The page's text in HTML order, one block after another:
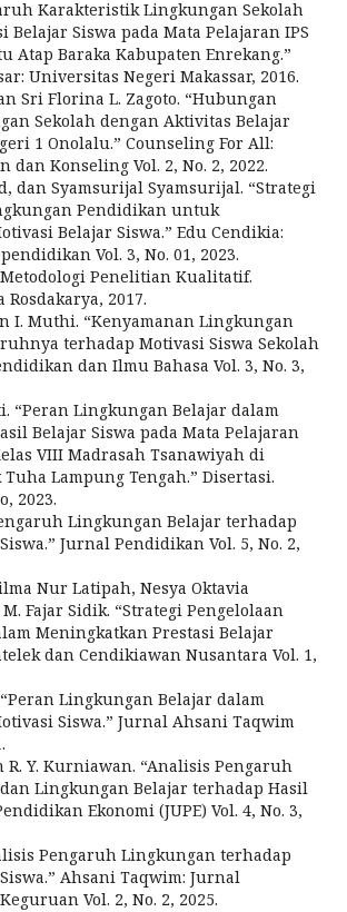
Karakteristik Lingkungan Sekolah
Belajar Siswa pada Mata Pelajaran IPS
Atap Baraka Kabupaten Enrekang.”
Universitas Negeri Makassar, 2016.
Sri Florina L. Zagoto. “Hubungan
Sekolah dengan Aktivitas Belajar
1 Onolalu.” Counseling For All:
dan Konseling Vol. 2, No. 2, 2022.
dan Syamsurijal Syamsurijal. “Strategi
Pendidikan untuk
Belajar Siswa.” Edu Cendikia:
Vol. 3, No. 01, 2023.
Metodologi Penelitian Kualitatif.
Rosdakarya, 2017.
I. Muthi. “Kenyamanan Lingkungan
terhadap Motivasi Siswa Sekolah
dan Ilmu Bahasa Vol. 3, No. 3,
“Peran Lingkungan Belajar dalam
Belajar Siswa pada Mata Pelajaran
VIII Madrasah Tsanawiyah di
Lampung Tengah.” Disertasi.
2023.
Lingkungan Belajar terhadap
Jurnal Pendidikan Vol. 5, No. 2,
Nur Latipah, Nesya Oktavia
Fajar Sidik. “Strategi Pengelolaan
Meningkatkan Prestasi Belajar
dan Cendikiawan Nusantara Vol. 1,
Lingkungan Belajar dalam
Siswa.” Jurnal Ahsani Taqwim
R. Y. Kurniawan. “Analisis Pengaruh
Lingkungan Belajar terhadap Hasil
Ekonomi (JUPE) Vol. 4, No. 3,
Pengaruh Lingkungan terhadap
Ahsani Taqwim: Jurnal
Vol. 2, No. 2, 2025.